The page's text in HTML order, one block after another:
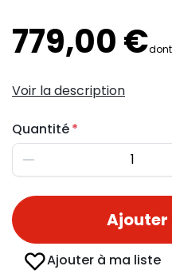
779,00 €
Voir la description
Quantité
Diminuer
Ajouter
Ajouter à ma liste